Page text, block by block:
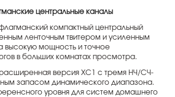
центральные каналы
компактный центральный
ленточным твитером и усиленным
высокую мощность и точное
в больших комнатах просмотра.
версия XC1 с тремя НЧ/СЧ-
запасом динамического диапазона.
уровня для систем домашнего